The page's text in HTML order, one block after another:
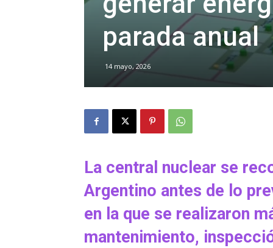
parada anual
14 mayo, 2026
La central nuclear se
Argentino antes de lo
en la que se realizaron
mantenimiento,